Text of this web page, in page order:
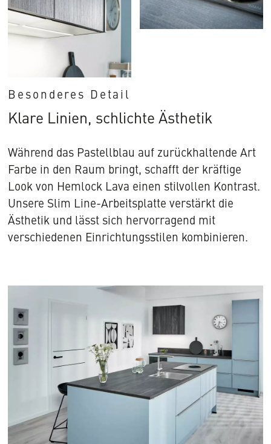
Besonderes Detail
Klare Linien, schlichte Ästhetik
Während das Pastellblau auf zurückhaltende Art
Farbe in den Raum bringt, schafft der kräftige
Look von Hemlock Lava einen stilvollen Kontrast.
Unsere Slim Line-Arbeitsplatte verstärkt die
Ästhetik und lässt sich hervorragend mit
verschiedenen Einrichtungsstilen kombinieren.